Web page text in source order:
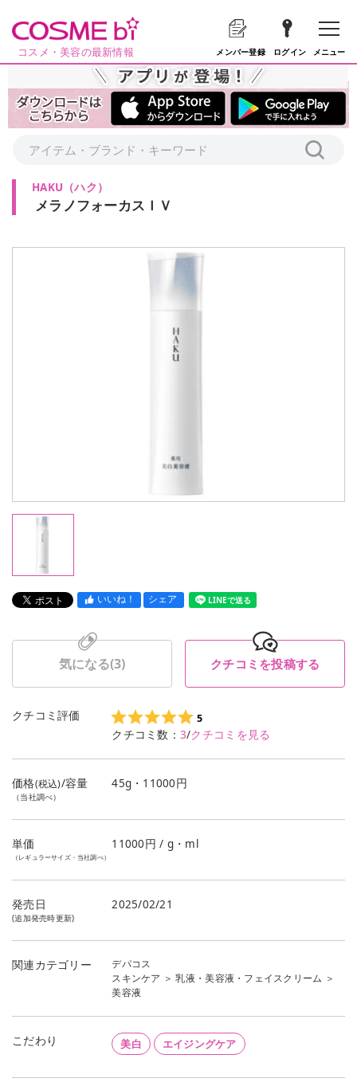
コスメ・美容の最新情報 メンバー登録 ログイン メニュー
HAKU （ハク ）
メラノフォーカスＩＶ
いいね！ シェア LINEで送る
気になる(3) クチコミを投稿する
クチコミ評価 5
クチコミ数： 3/クチコミを見る
価格(税込)/容量
（当社調べ）
45g・11000円
単価
（レギュラーサイズ・当社調べ）
11000円 / g・ml
発売日
(追加発売時更新)
2025/02/21
関連カテゴリー
デパコス
スキンケア ＞乳液・美容液・フェイスクリーム ＞
美容液
こだわり 美白 エイジングケア